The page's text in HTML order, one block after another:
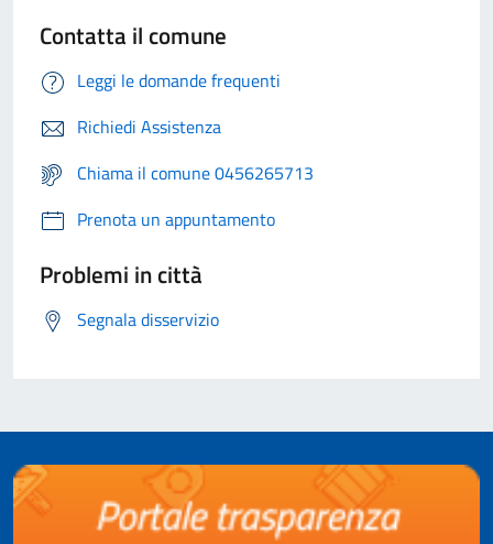
Contatta il comune
Leggi le domande frequenti
Richiedi Assistenza
Chiama il comune 0456265713
Prenota un appuntamento
Problemi in città
Segnala disservizio